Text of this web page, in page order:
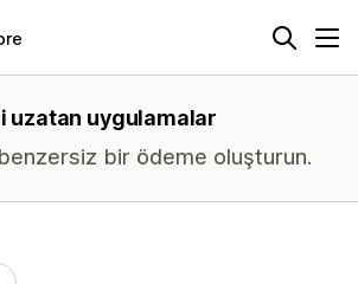
uzatan uygulamalar
bir ödeme oluşturun.